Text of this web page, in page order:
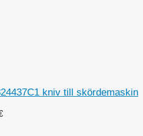
kniv till skördemaskin